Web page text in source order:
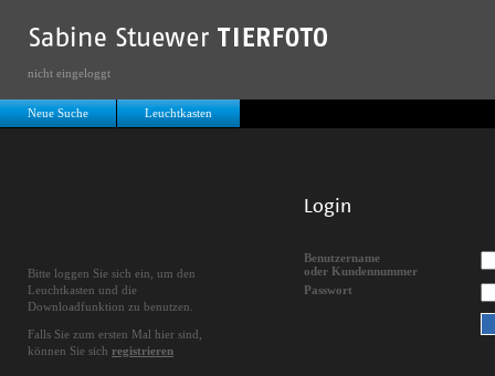
Neue Suche Leuchtkasten
Login
Benutzername
oder Kundennummer
Passwort
Bitte loggen Sie sich ein, um den
Leuchtkasten und die
Downloadfunktion zu benutzen.
Falls Sie zum ersten Mal hier sind,
können Sie sich registrieren
nicht eingeloggt